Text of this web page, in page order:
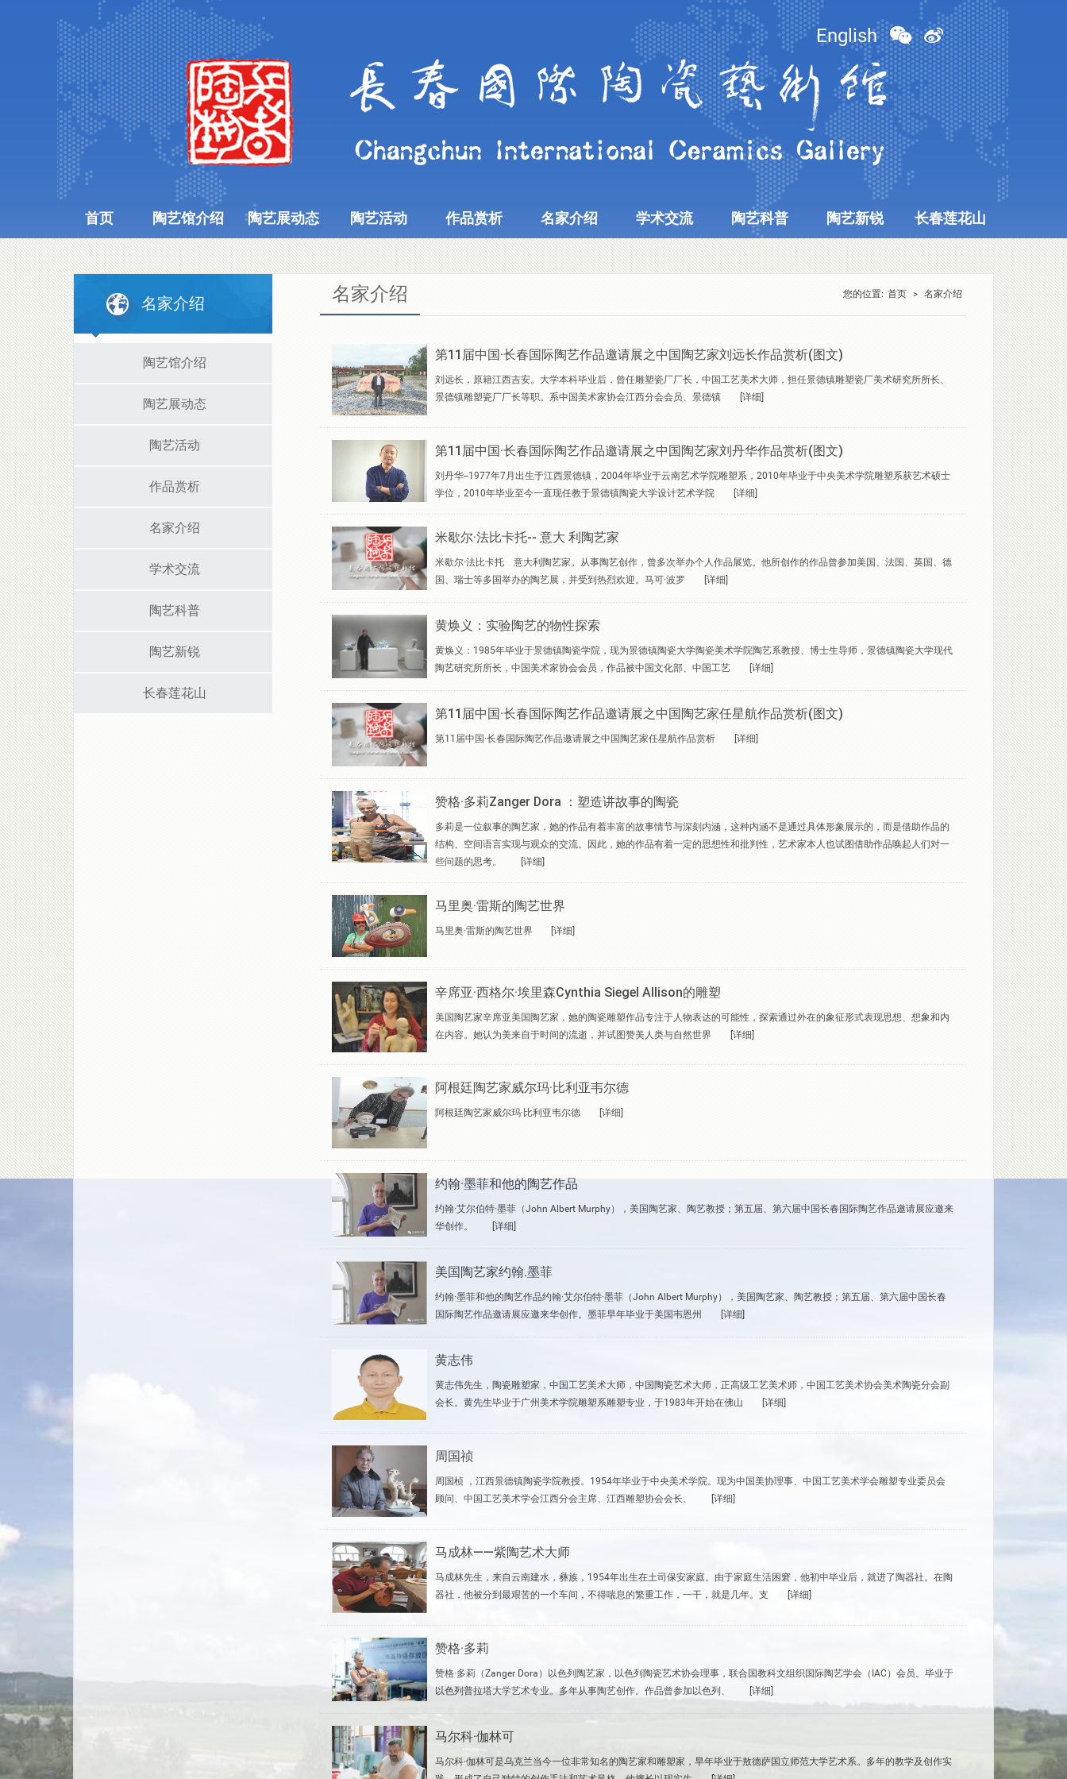
English
首页 陶艺馆介绍 陶艺展动态 陶艺活动 作品赏析 名家介绍 学术交流 陶艺科普 陶艺新锐 长春莲花山
名家介绍
陶艺馆介绍
陶艺展动态
陶艺活动
作品赏析
名家介绍
学术交流
陶艺科普
陶艺新锐
长春莲花山
名家介绍 您的位置: 首页 > 名家介绍
第11届中国·长春国际陶艺作品邀请展之中国陶艺家刘远长作品赏析(图文)
刘远长，原籍江西吉安。大学本科毕业后，曾任雕塑瓷厂厂长，中国工艺美术大师，担任景德镇雕塑瓷厂美术研究所所长、
景德镇雕塑瓷厂厂长等职。系中国美术家协会江西分会会员、景德镇
[详细]
第11届中国·长春国际陶艺作品邀请展之中国陶艺家刘丹华作品赏析(图文)
刘丹华--1977年7月出生于江西景德镇，2004年毕业于云南艺术学院雕塑系，2010年毕业于中央美术学院雕塑系获艺术硕士
学位，2010年毕业至今一直现任教于景德镇陶瓷大学设计艺术学院
[详细]
米歇尔·法比卡托-- 意大 利陶艺家
米歇尔·法比卡托 意大利陶艺家。从事陶艺创作，曾多次举办个人作品展览。他所创作的作品曾参加美国、法国、英国、德
国、瑞士等多国举办的陶艺展，并受到热烈欢迎。马可·波罗
[详细]
黄焕义：实验陶艺的物性探索
黄焕义：1985年毕业于景德镇陶瓷学院，现为景德镇陶瓷大学陶瓷美术学院陶艺系教授、博士生导师，景德镇陶瓷大学现代
陶艺研究所所长，中国美术家协会会员，作品被中国文化部、中国工艺
[详细]
第11届中国·长春国际陶艺作品邀请展之中国陶艺家任星航作品赏析(图文)
第11届中国·长春国际陶艺作品邀请展之中国陶艺家任星航作品赏析 [详细]
赞格·多莉Zanger Dora ：塑造讲故事的陶瓷
多莉是一位叙事的陶艺家，她的作品有着丰富的故事情节与深刻内涵，这种内涵不是通过具体形象展示的，而是借助作品的
结构、空间语言实现与观众的交流。因此，她的作品有着一定的思想性和批判性，艺术家本人也试图借助作品唤起人们对一
些问题的思考。
[详细]
马里奥·雷斯的陶艺世界
马里奥·雷斯的陶艺世界 [详细]
辛席亚·西格尔·埃里森Cynthia Siegel Allison的雕塑
美国陶艺家辛席亚美国陶艺家，她的陶瓷雕塑作品专注于人物表达的可能性，探索通过外在的象征形式表现思想、想象和内
在内容。她认为美来自于时间的流逝，并试图赞美人类与自然世界
[详细]
阿根廷陶艺家威尔玛·比利亚韦尔德
阿根廷陶艺家威尔玛·比利亚韦尔德 [详细]
约翰·墨菲和他的陶艺作品
约翰·艾尔伯特·墨菲（John Albert Murphy），美国陶艺家、陶艺教授；第五届、第六届中国长春国际陶艺作品邀请展应邀来
华创作。
[详细]
美国陶艺家约翰.墨菲
约翰·墨菲和他的陶艺作品约翰·艾尔伯特·墨菲（John Albert Murphy），美国陶艺家、陶艺教授；第五届、第六届中国长春
国际陶艺作品邀请展应邀来华创作。墨菲早年毕业于美国韦恩州
[详细]
黄志伟
黄志伟先生，陶瓷雕塑家，中国工艺美术大师，中国陶瓷艺术大师，正高级工艺美术师，中国工艺美术协会美术陶瓷分会副
会长。黄先生毕业于广州美术学院雕塑系雕塑专业，于1983年开始在佛山
[详细]
周国祯
周国桢 ，江西景德镇陶瓷学院教授。1954年毕业于中央美术学院。现为中国美协理事、中国工艺美术学会雕塑专业委员会
顾问、中国工艺美术学会江西分会主席、江西雕塑协会会长、
[详细]
马成林——紫陶艺术大师
马成林先生，来自云南建水，彝族，1954年出生在土司保安家庭。由于家庭生活困窘，他初中毕业后，就进了陶器社。在陶
器社，他被分到最艰苦的一个车间，不得喘息的繁重工作，一干，就是几年。支
[详细]
赞格·多莉
赞格·多莉（Zanger Dora）以色列陶艺家，以色列陶瓷艺术协会理事，联合国教科文组织国际陶艺学会（IAC）会员。毕业于
以色列普拉塔大学艺术专业。多年从事陶艺创作。作品曾参加以色列、
[详细]
马尔科·伽林可
马尔科·伽林可是乌克兰当今一位非常知名的陶艺家和雕塑家，早年毕业于敖德萨国立师范大学艺术系。多年的教学及创作实